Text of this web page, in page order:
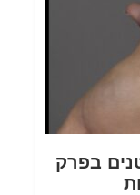
בפרק